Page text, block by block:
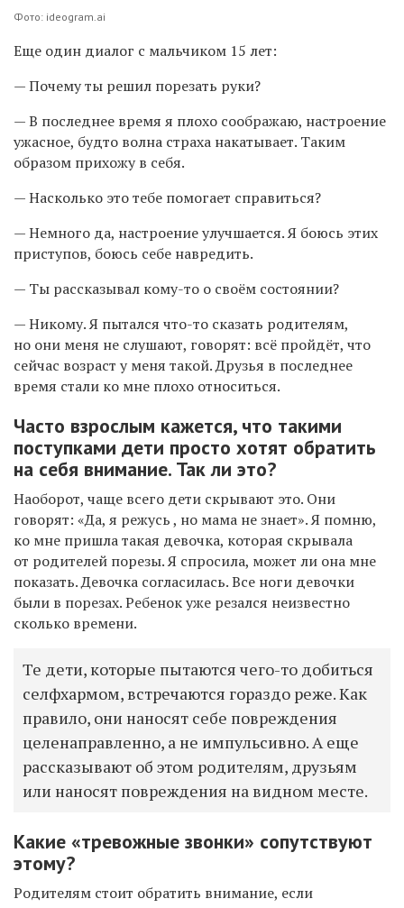
Фото: ideogram.ai
Еще один диалог с мальчиком 15 лет:
— Почему ты решил порезать руки?
— В последнее время я плохо соображаю, настроение
ужасное, будто волна страха накатывает. Таким
образом прихожу в себя.
— Насколько это тебе помогает справиться?
— Немного да, настроение улучшается. Я боюсь этих
приступов, боюсь себе навредить.
— Ты рассказывал кому-то о своём состоянии?
— Никому. Я пытался что-то сказать родителям,
но они меня не слушают, говорят: всё пройдёт, что
сейчас возраст у меня такой. Друзья в последнее
время стали ко мне плохо относиться.
Часто взрослым кажется, что такими
поступками дети просто хотят обратить
на себя внимание. Так ли это?
Наоборот, чаще всего дети скрывают это. Они
говорят: «Да, я режусь , но мама не знает». Я помню,
ко мне пришла такая девочка, которая скрывала
от родителей порезы. Я спросила, может ли она мне
показать. Девочка согласилась. Все ноги девочки
были в порезах. Ребенок уже резался неизвестно
сколько времени.
Те дети, которые пытаются чего-то добиться
селфхармом, встречаются гораздо реже. Как
правило, они наносят себе повреждения
целенаправленно, а не импульсивно. А еще
рассказывают об этом родителям, друзьям
или наносят повреждения на видном месте.
Какие «тревожные звонки» сопутствуют
этому?
Родителям стоит обратить внимание, если